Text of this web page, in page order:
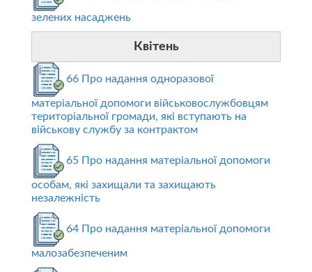
зелених насаджень
Квітень
66 Про надання одноразової
матеріальної допомоги військовослужбовцям
територіальної громади, які вступають на
військову службу за контрактом
65 Про надання матеріальної допомоги
особам, які захищали та захищають
незалежність
64 Про надання матеріальної допомоги
малозабезпеченим